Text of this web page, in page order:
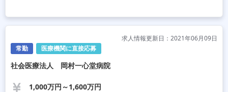
常勤 医療機関に直接応募
求人情報更新日：2021年06月09日
社会医療法人 岡村一心堂病院
1,000万円～1,600万円